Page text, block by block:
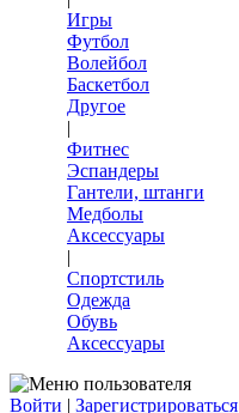
Игры
Футбол
Волейбол
Баскетбол
Другое
|
Фитнес
Эспандеры
Гантели, штанги
Медболы
Аксессуары
|
Спортстиль
Одежда
Обувь
Аксессуары
Войти | Зарегистрироваться